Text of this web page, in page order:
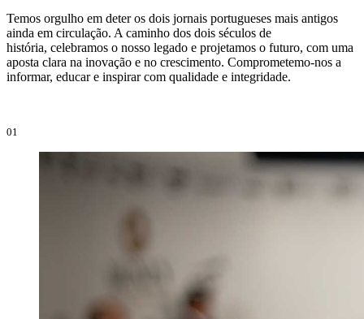
Temos orgulho em deter os dois jornais portugueses mais antigos
ainda em circulação. A caminho dos dois séculos de
história, celebramos o nosso legado e projetamos o futuro, com uma
aposta clara na inovação e no crescimento. Comprometemo-nos a
informar, educar e inspirar com qualidade e integridade.
01